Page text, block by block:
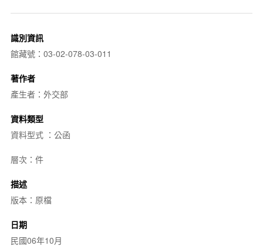
識別資訊
館藏號：03-02-078-03-011
著作者
產生者：外交部
資料類型
資料型式 ：公函
層次：件
描述
版本：原檔
日期
民國06年10月